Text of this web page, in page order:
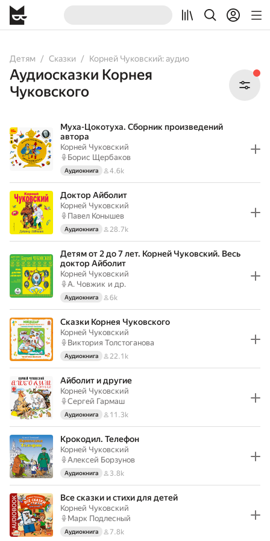
Детям Сказки Корней Чуковский: аудио
AllAudiobooks
Аудиосказки Корнея
Чуковского
Муха-Цокотуха. Сборник произведений
автора
Корней Чуковский
Борис Щербаков
Аудиокнига 4.6k
Доктор Айболит
Корней Чуковский
Павел Конышев
Аудиокнига 28.7k
Детям от 2 до 7 лет. Корней Чуковский. Весь
доктор Айболит
Корней Чуковский
А. Човжик и др.
Аудиокнига 6k
Сказки Корнея Чуковского
Корней Чуковский
Виктория Толстоганова
Аудиокнига 22.1k
Айболит и другие
Корней Чуковский
Сергей Гармаш
Аудиокнига 11.3k
Крокодил. Телефон
Корней Чуковский
Алексей Борзунов
Аудиокнига 3.8k
Все сказки и стихи для детей
Корней Чуковский
Марк Подлесный
Аудиокнига 7.8k